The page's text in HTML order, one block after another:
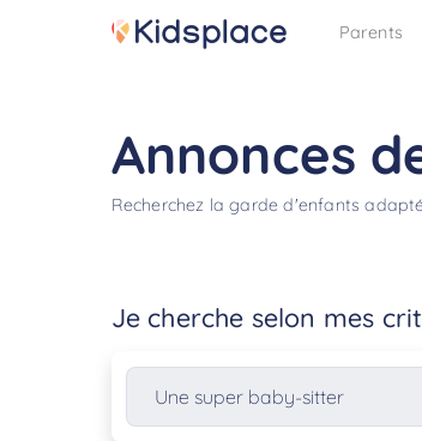
Parents
Annonces
Recherchez la garde d'enfants
Je cherche selon mes